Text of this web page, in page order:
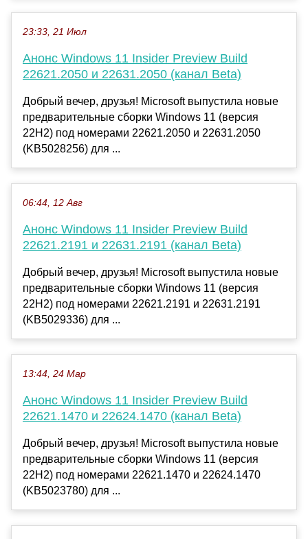
23:33, 21 Июл
Анонс Windows 11 Insider Preview Build
22621.2050 и 22631.2050 (канал Beta)
Добрый вечер, друзья! Microsoft выпустила новые
предварительные сборки Windows 11 (версия
22H2) под номерами 22621.2050 и 22631.2050
(KB5028256) для ...
06:44, 12 Авг
Анонс Windows 11 Insider Preview Build
22621.2191 и 22631.2191 (канал Beta)
Добрый вечер, друзья! Microsoft выпустила новые
предварительные сборки Windows 11 (версия
22H2) под номерами 22621.2191 и 22631.2191
(KB5029336) для ...
13:44, 24 Мар
Анонс Windows 11 Insider Preview Build
22621.1470 и 22624.1470 (канал Beta)
Добрый вечер, друзья! Microsoft выпустила новые
предварительные сборки Windows 11 (версия
22H2) под номерами 22621.1470 и 22624.1470
(KB5023780) для ...